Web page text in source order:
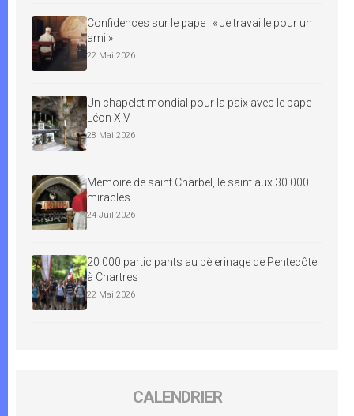
Confidences sur le pape : « Je travaille pour un
ami »
22 Mai 2026
Un chapelet mondial pour la paix avec le pape
Léon XIV
28 Mai 2026
Mémoire de saint Charbel, le saint aux 30 000
miracles
24 Juil 2026
20 000 participants au pèlerinage de Pentecôte
à Chartres
22 Mai 2026
CALENDRIER